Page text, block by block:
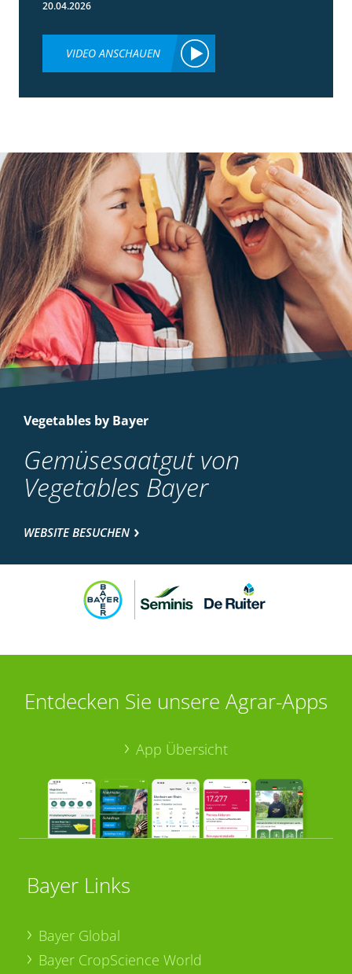
20.04.2026
VIDEO ANSCHAUEN
Vegetables by Bayer
Gemüsesaatgut von
Vegetables Bayer
WEBSITE BESUCHEN
Entdecken Sie unsere Agrar-Apps
App Übersicht
Bayer Links
Bayer Global
Bayer CropScience World